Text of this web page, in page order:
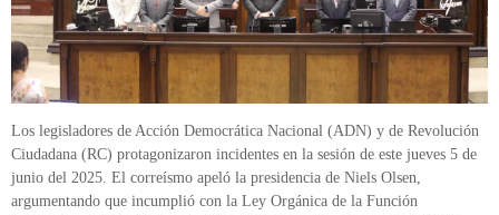
Los legisladores de Acción Democrática Nacional (ADN) y de Revolución
Ciudadana (RC) protagonizaron incidentes en la sesión de este jueves 5 de
junio del 2025. El correísmo apeló la presidencia de Niels Olsen,
argumentando que incumplió con la Ley Orgánica de la Función